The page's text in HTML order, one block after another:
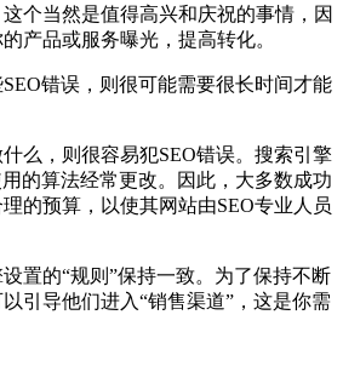
个当然是值得高兴和庆祝的事情，因
产品或服务曝光，提高转化。
错误，则很可能需要很长时间才能
么，则很容易犯SEO错误。搜索引擎
的算法经常更改。因此，大多数成功
的预算，以使其网站由SEO专业人员
置的“规则”保持一致。为了保持不断
引导他们进入“销售渠道”，这是你需